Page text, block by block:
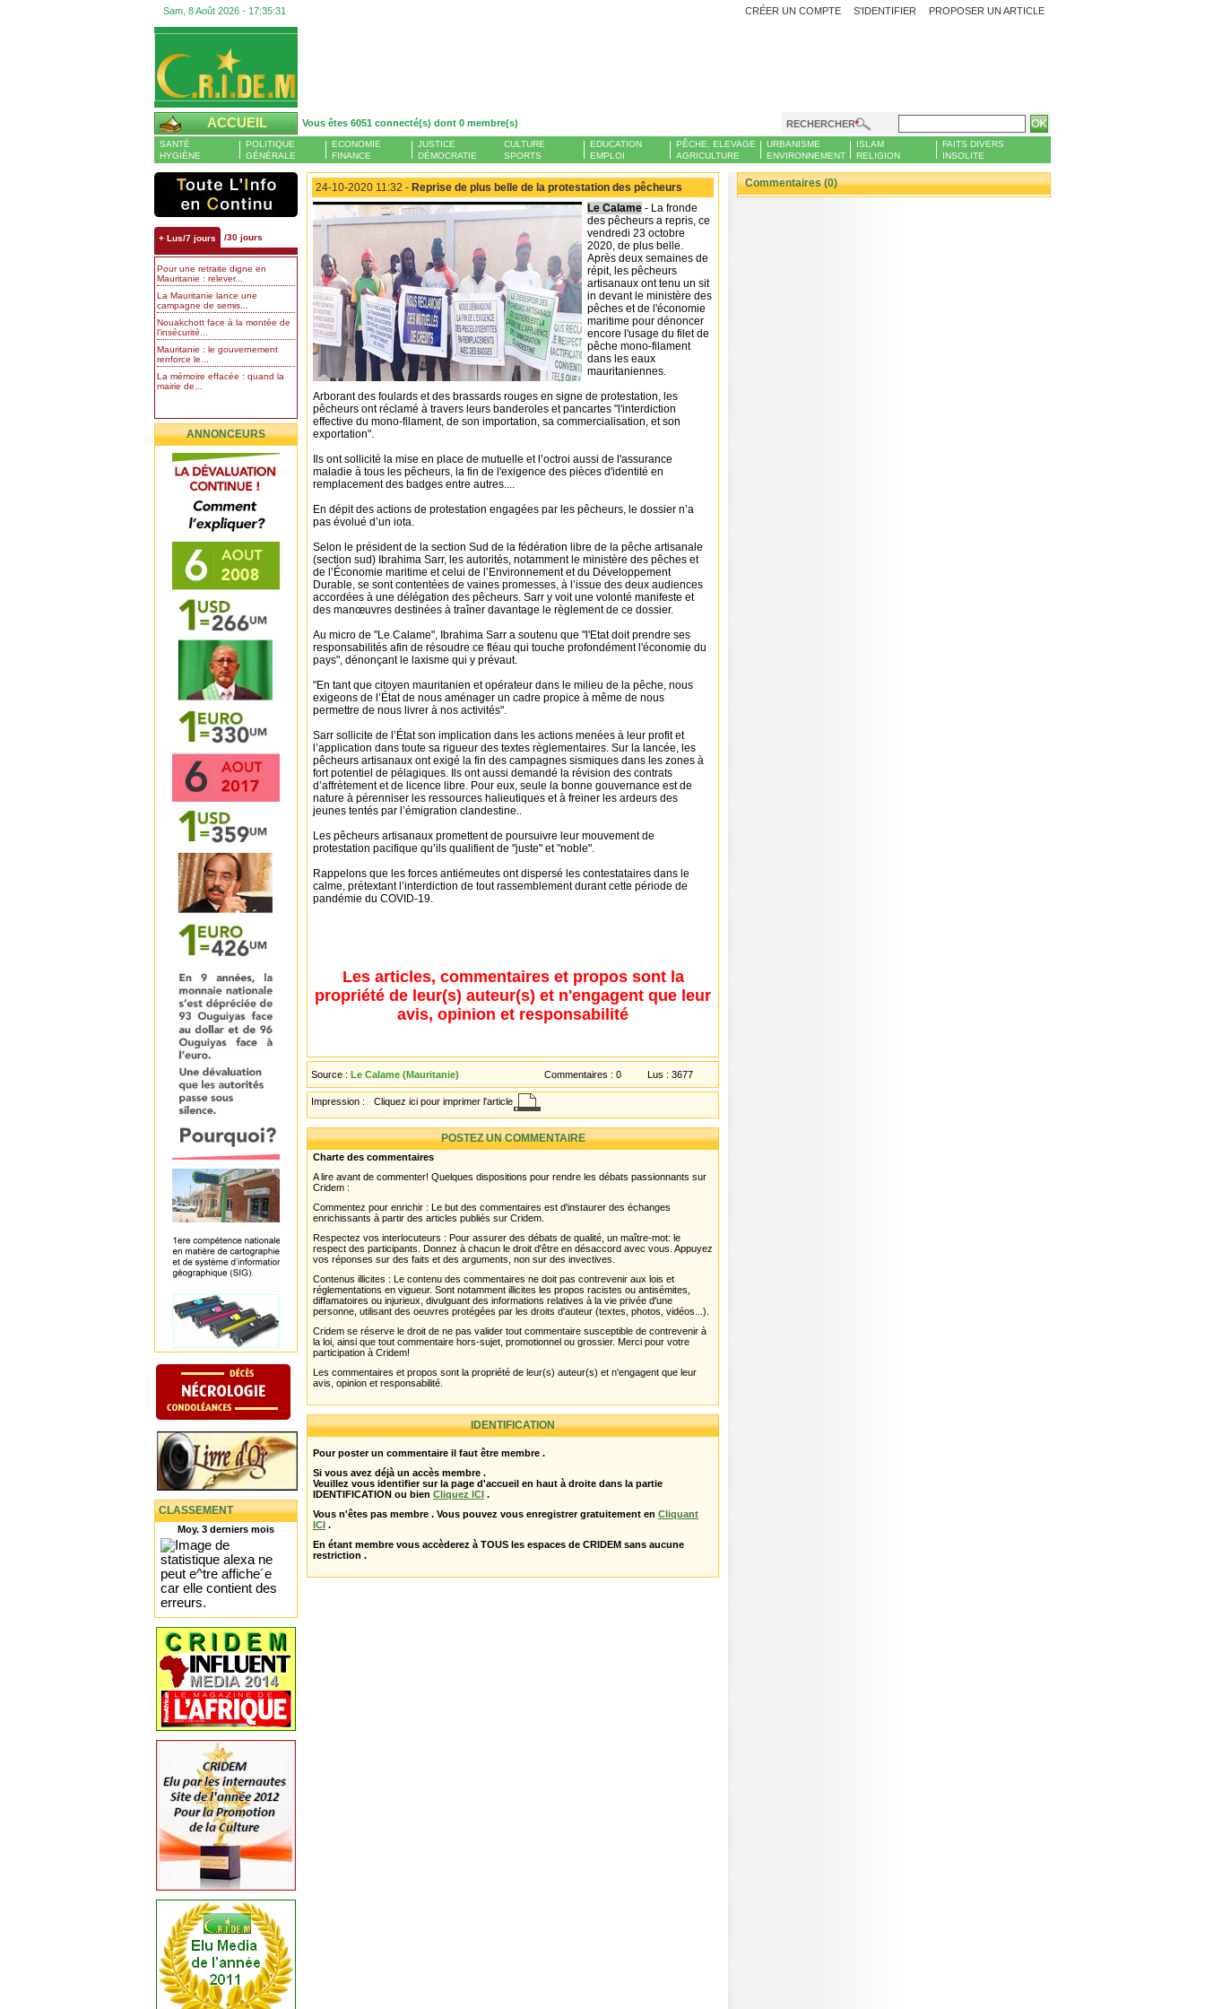
Sam, 8 Août 2026 - 17:35:32 PROPOSER UN ARTICLE
CRÉER UN COMPTE S'IDENTIFIER
ACCUEIL Vous êtes 6051 connecté(s) dont 0 membre(s) RECHERCHER
SANTÉ
HYGIÈNE
POLITIQUE
GÉNÉRALE
ECONOMIE
FINANCE
JUSTICE
DÉMOCRATIE
CULTURE
SPORTS
EDUCATION
EMPLOI
PÊCHE, ELEVAGE
AGRICULTURE
URBANISME
ENVIRONNEMENT
ISLAM
RELIGION
FAITS DIVERS
INSOLITE
+ Lus/7 jours /30 jours
Pour une retraite digne en
Mauritanie : relever...
La Mauritanie lance une
campagne de semis...
Nouakchott face à la montée de
l’insécurité...
Mauritanie : le gouvernement
renforce le...
La mémoire effacée : quand la
mairie de...
ANNONCEURS
CLASSEMENT
Moy. 3 derniers mois
24-10-2020 11:32 - Reprise de plus belle de la protestation des pêcheurs
Le Calame - La fronde
des pêcheurs a repris, ce
vendredi 23 octobre
2020, de plus belle.
Après deux semaines de
répit, les pêcheurs
artisanaux ont tenu un sit
in devant le ministère des
pêches et de l'économie
maritime pour dénoncer
encore l'usage du filet de
pêche mono-filament
dans les eaux
mauritaniennes.
Arborant des foulards et des brassards rouges en signe de protestation, les
pêcheurs ont réclamé à travers leurs banderoles et pancartes "l'interdiction
effective du mono-filament, de son importation, sa commercialisation, et son
exportation".
Ils ont sollicité la mise en place de mutuelle et l’octroi aussi de l'assurance
maladie à tous les pêcheurs, la fin de l'exigence des pièces d'identité en
remplacement des badges entre autres....
En dépit des actions de protestation engagées par les pêcheurs, le dossier n’a
pas évolué d’un iota.
Selon le président de la section Sud de la fédération libre de la pêche artisanale
(section sud) Ibrahima Sarr, les autorités, notamment le ministère des pêches et
de l’Économie maritime et celui de l’Environnement et du Développement
Durable, se sont contentées de vaines promesses, à l’issue des deux audiences
accordées à une délégation des pêcheurs. Sarr y voit une volonté manifeste et
des manœuvres destinées à traîner davantage le règlement de ce dossier.
Au micro de "Le Calame", Ibrahima Sarr a soutenu que "l'Etat doit prendre ses
responsabilités afin de résoudre ce fléau qui touche profondément l'économie du
pays", dénonçant le laxisme qui y prévaut.
"En tant que citoyen mauritanien et opérateur dans le milieu de la pêche, nous
exigeons de l’État de nous aménager un cadre propice à même de nous
permettre de nous livrer à nos activités".
Sarr sollicite de l’État son implication dans les actions menées à leur profit et
l’application dans toute sa rigueur des textes règlementaires. Sur la lancée, les
pêcheurs artisanaux ont exigé la fin des campagnes sismiques dans les zones à
fort potentiel de pélagiques. Ils ont aussi demandé la révision des contrats
d’affrètement et de licence libre. Pour eux, seule la bonne gouvernance est de
nature à pérenniser les ressources halieutiques et à freiner les ardeurs des
jeunes tentés par l’émigration clandestine..
Les pêcheurs artisanaux promettent de poursuivre leur mouvement de
protestation pacifique qu’ils qualifient de "juste" et "noble".
Rappelons que les forces antiémeutes ont dispersé les contestataires dans le
calme, prétextant l’interdiction de tout rassemblement durant cette période de
pandémie du COVID-19.
Les articles, commentaires et propos sont la
propriété de leur(s) auteur(s) et n'engagent que leur
avis, opinion et responsabilité
Source : Le Calame (Mauritanie) Commentaires : 0 Lus : 3677
Impression : Cliquez ici pour imprimer l'article
POSTEZ UN COMMENTAIRE
Charte des commentaires
A lire avant de commenter! Quelques dispositions pour rendre les débats passionnants sur
Cridem :
Commentez pour enrichir : Le but des commentaires est d'instaurer des échanges
enrichissants à partir des articles publiés sur Cridem.
Respectez vos interlocuteurs : Pour assurer des débats de qualité, un maître-mot: le
respect des participants. Donnez à chacun le droit d'être en désaccord avec vous. Appuyez
vos réponses sur des faits et des arguments, non sur des invectives.
Contenus illicites : Le contenu des commentaires ne doit pas contrevenir aux lois et
réglementations en vigueur. Sont notamment illicites les propos racistes ou antisémites,
diffamatoires ou injurieux, divulguant des informations relatives à la vie privée d'une
personne, utilisant des oeuvres protégées par les droits d'auteur (textes, photos, vidéos...).
Cridem se réserve le droit de ne pas valider tout commentaire susceptible de contrevenir à
la loi, ainsi que tout commentaire hors-sujet, promotionnel ou grossier. Merci pour votre
participation à Cridem!
Les commentaires et propos sont la propriété de leur(s) auteur(s) et n'engagent que leur
avis, opinion et responsabilité.
IDENTIFICATION
Pour poster un commentaire il faut être membre .
Si vous avez déjà un accès membre .
Veuillez vous identifier sur la page d'accueil en haut à droite dans la partie
IDENTIFICATION ou bien Cliquez ICI .
Vous n'êtes pas membre . Vous pouvez vous enregistrer gratuitement en Cliquant
ICI .
En étant membre vous accèderez à TOUS les espaces de CRIDEM sans aucune
restriction .
Commentaires (0)